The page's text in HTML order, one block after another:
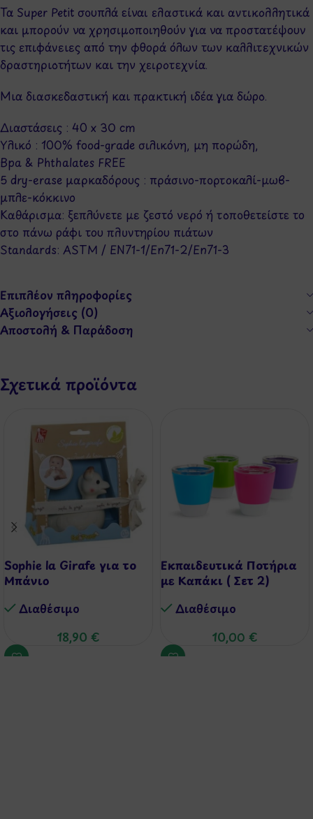
Τα Super Petit σουπλά είναι ελαστικά και αντικολλητικά
και μπορούν να χρησιμοποιηθούν για να προστατέψουν
τις επιφάνειες από την φθορά όλων των καλλιτεχνικών
δραστηριοτήτων και την χειροτεχνία.
Μια διασκεδαστική και πρακτική ιδέα για δώρο.
Διαστάσεις : 40 x 30 cm
Υλικό : 100% food-grade σιλικόνη, μη πορώδη,
Bpa & Phthalates FREE
5 dry-erase μαρκαδόρους : πράσινο-πορτοκαλί-μωβ-
μπλε-κόκκινο
Καθάρισμα: ξεπλύνετε με ζεστό νερό ή τοποθετείστε το
στο πάνω ράφι του πλυντηρίου πιάτων
Standards: ASTM / EN71-1/En71-2/En71-3
Επιπλέον πληροφορίες
Αξιολογήσεις (0)
Αποστολή & Παράδοση
Σχετικά προϊόντα
Sophie la Girafe για το
Μπάνιο
Διαθέσιμo
18,90 €
Εκπαιδευτικά Ποτήρια
με Καπάκι ( Σετ 2)
Διαθέσιμo
10,00 €